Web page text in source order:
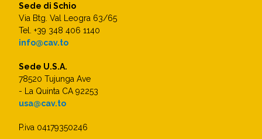
Sede di Schio
Via Btg. Val Leogra 63/65
Tel. +39 348 406 1140
info@cav.to
Sede U.S.A.
78520 Tujunga Ave
- La Quinta CA 92253
usa@cav.to
P.iva 04179350246